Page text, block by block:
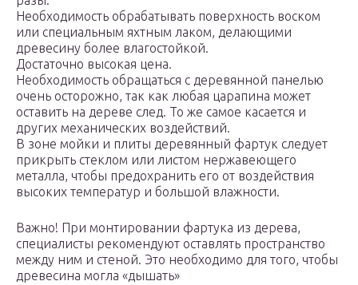
Необходимость обрабатывать поверхность воском
или специальным яхтным лаком, делающими
древесину более влагостойкой.
Достаточно высокая цена.
Необходимость обращаться с деревянной панелью
очень осторожно, так как любая царапина может
оставить на дереве след. То же самое касается и
других механических воздействий.
В зоне мойки и плиты деревянный фартук следует
прикрыть стеклом или листом нержавеющего
металла, чтобы предохранить его от воздействия
высоких температур и большой влажности.
Важно! При монтировании фартука из дерева,
специалисты рекомендуют оставлять пространство
между ним и стеной. Это необходимо для того, чтобы
древесина могла «дышать»